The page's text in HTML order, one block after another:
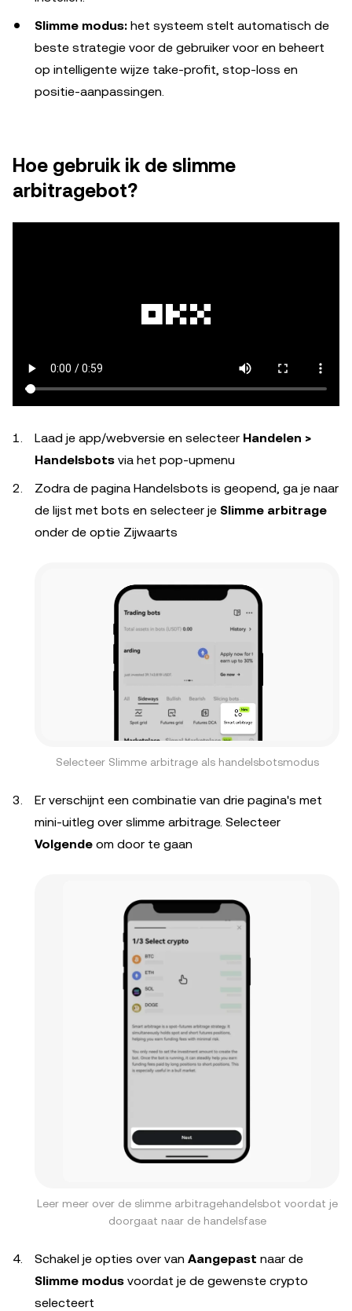
Slimme modus: het systeem stelt automatisch de
beste strategie voor de gebruiker voor en beheert
op intelligente wijze take-profit, stop-loss en
positie-aanpassingen.
Hoe gebruik ik de slimme
arbitragebot?
Laad je app/webversie en selecteer Handelen >
Handelsbots via het pop-upmenu
Zodra de pagina Handelsbots is geopend, ga je naar
de lijst met bots en selecteer je Slimme arbitrage
onder de optie Zijwaarts
Selecteer Slimme arbitrage als handelsbotsmodus
Er verschijnt een combinatie van drie pagina's met
mini-uitleg over slimme arbitrage. Selecteer
Volgende om door te gaan
Leer meer over de slimme arbitragehandelsbot voordat je
doorgaat naar de handelsfase
Schakel je opties over van Aangepast naar de
Slimme modus voordat je de gewenste crypto
selecteert